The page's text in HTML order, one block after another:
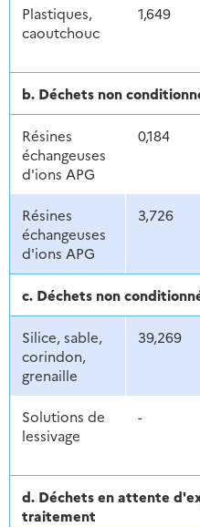
Plastiques,
caoutchouc
1,649
b. Déchets non
Résines
échangeuses
d'ions APG
0,184
Résines
échangeuses
d'ions APG
3,726
c. Déchets non
Silice, sable,
corindon,
grenaille
39,269
Solutions de
lessivage
-
d. Déchets en attente
traitement